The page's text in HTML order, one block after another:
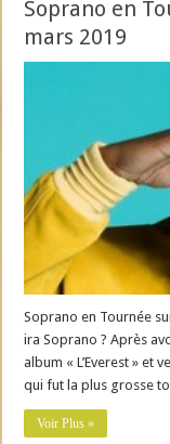
Soprano en
mars 2019
Soprano en Tournée
ira Soprano ? Après
album « L’Everest » et
qui fut la plus grosse
Voir Plus »